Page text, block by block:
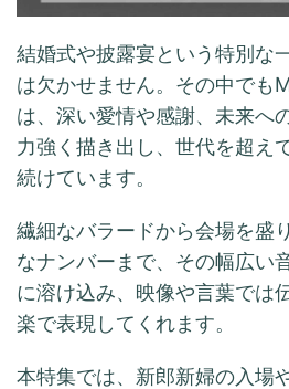
結婚式や披露宴という特別な
は欠かせません。その中でも
は、深い愛情や感謝、未来へ
力強く描き出し、世代を超え
続けています。
繊細なバラードから会場を盛
なナンバーまで、その幅広い
に溶け込み、映像や言葉では
楽で表現してくれます。
本特集では、新郎新婦の入場